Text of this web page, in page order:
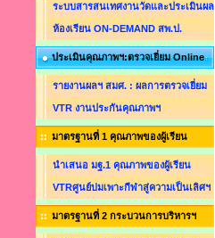
ระบบสารสนเทศงานวัดและประเมินผล
ห้องเรียน ON-DEMAND สพ.ป.
ประเมินคุณภาพฯ:ตรวจเยี่ยม Online
รายงานผลฯ สมศ. : ผลการตรวจเยี่ยม
VTR งานประกันคุณภาพฯ
มาตรฐานที่ 1 คุณภาพของผู้เรียน
นำเสนอ มฐ.1 คุณภาพของผู้เรียน
VTRศูนย์บ่มเพาะกีฬาสู่ความเป็นเลิศฯ
มาตรฐานที่ 2 กระบวนการบริหารฯ